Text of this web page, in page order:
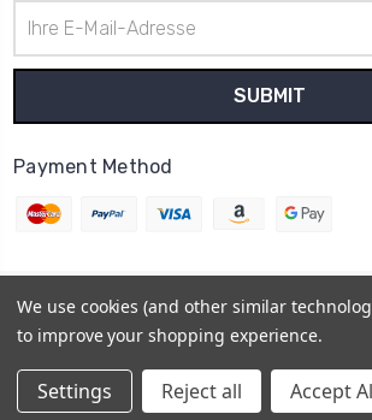
Mail-
Adresse
Payment Method
© 2026 Uhrenteile Lager
Powered byBigCommerce
BigCommerce Theme by
We use cookies (and other similar
to improve your shopping experience.
Settings Reject all Accept